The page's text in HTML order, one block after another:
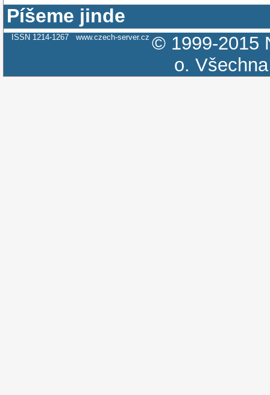
Píšeme jinde
ISSN 1214-1267 www.czech-server.cz © 1999-2015
o.